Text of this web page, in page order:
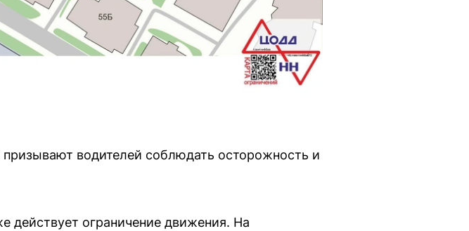
водителей соблюдать осторожность и
действует ограничение движения. На